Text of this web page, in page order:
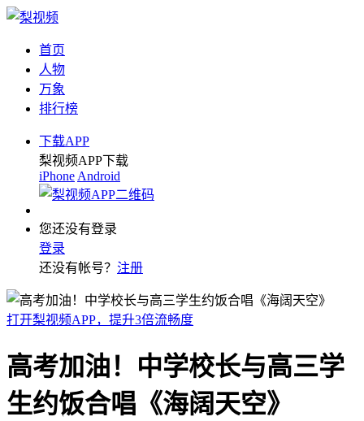
首页
人物
万象
排行榜
下载APP
梨视频APP下载
iPhone Android
您还没有登录
登录
还没有帐号？ 注册
打开梨视频APP，提升3倍流畅度
高考加油！中学校长与高三学
生约饭合唱《海阔天空》